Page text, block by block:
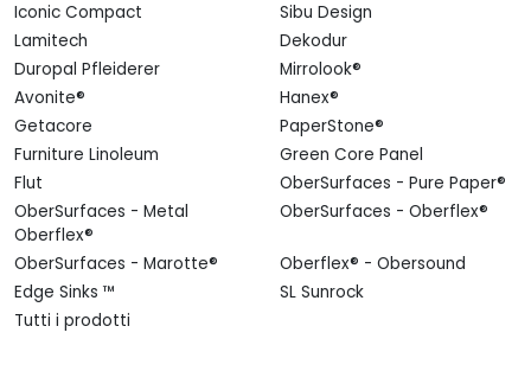
Iconic Compact
Sibu Design
Lamitech
Dekodur
Duropal Pfleiderer
Mirrolook®
Avonite®
Hanex®
Getacore
PaperStone®
Furniture Linoleum
Green Core Panel
Flut
OberSurfaces - Pure Paper®
OberSurfaces - Metal
Oberflex®
OberSurfaces - Oberflex®
OberSurfaces - Marotte®
Oberflex® - Obersound
Edge Sinks ™
SL Sunrock
Tutti i prodotti